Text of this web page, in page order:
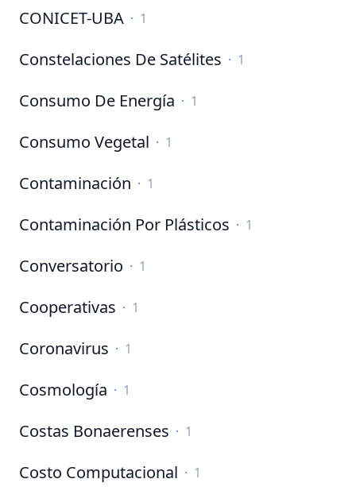
CONICET-UBA · 1
Constelaciones De Satélites · 1
Consumo De Energía · 1
Consumo Vegetal · 1
Contaminación · 1
Contaminación Por Plásticos · 1
Conversatorio · 1
Cooperativas · 1
Coronavirus · 1
Cosmología · 1
Costas Bonaerenses · 1
Costo Computacional · 1